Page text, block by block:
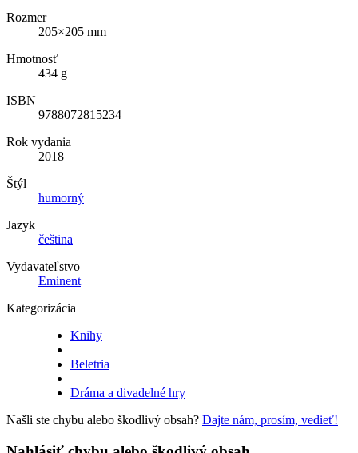
Rozmer
205×205 mm
Hmotnosť
434 g
ISBN
9788072815234
Rok vydania
2018
Štýl
humorný
Jazyk
čeština
Vydavateľstvo
Eminent
Kategorizácia
Knihy
Beletria
Dráma a divadelné hry
Našli ste chybu alebo škodlivý obsah? Dajte nám, prosím, vedieť!